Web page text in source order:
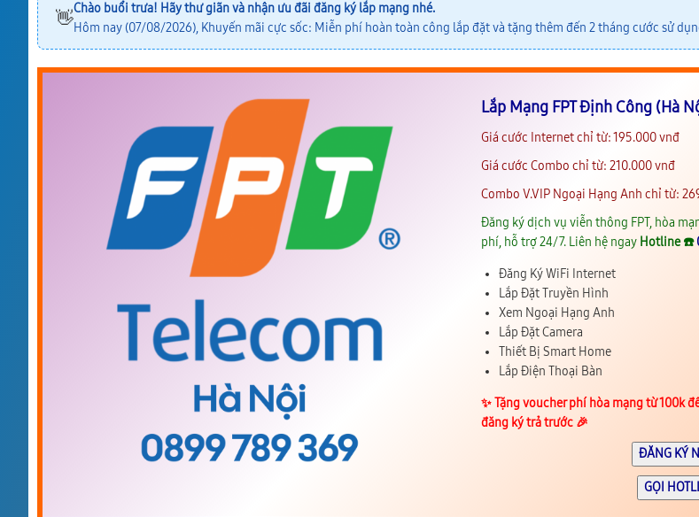
👋Chào buổi trưa! Hãy thư giãn và nhận ưu đãi đăng ký lắp mạng nhé.
Hôm nay (07/08/2026), Khuyến mãi cực sốc: Miễn phí hoàn toàn công lắp đặt và tặng thêm đến 2 tháng cước sử
Lắp Mạng FPT Định Công (Hà
Giá cước Internet chỉ từ: 195.000 vnđ
Giá cước Combo chỉ từ: 210.000 vnđ
Combo V.VIP Ngoại Hạng Anh chỉ từ:
Đăng ký dịch vụ viễn thông FPT, hòa
phí, hỗ trợ 24/7. Liên hệ ngay Hotline ☎️
Đăng Ký WiFi Internet
Lắp Đặt Truyền Hình
Xem Ngoại Hạng Anh
Lắp Đặt Camera
Thiết Bị Smart Home
Lắp Điện Thoại Bàn
✨️ Tặng voucher phí hòa mạng từ 100k
đăng ký trả trước 🎉
ĐĂNG KÝ
GỌI